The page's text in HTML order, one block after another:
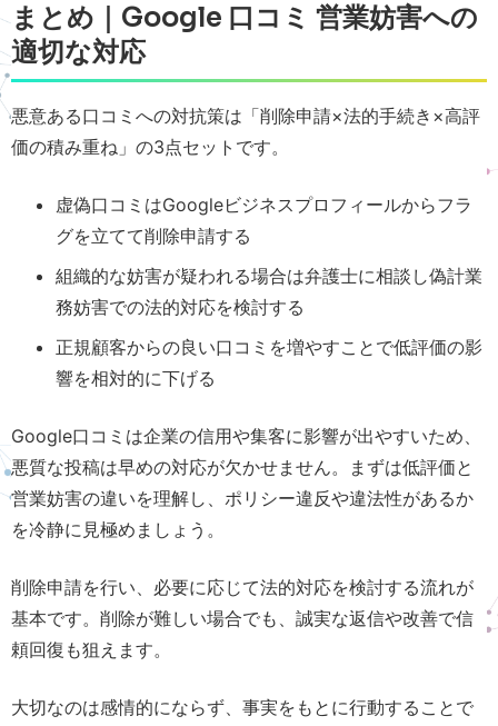
まとめ｜Google 口コミ 営業妨害への
適切な対応
悪意ある口コミへの対抗策は「削除申請×法的手続き×高評
価の積み重ね」の3点セットです。
虚偽口コミはGoogleビジネスプロフィールからフラ
グを立てて削除申請する
組織的な妨害が疑われる場合は弁護士に相談し偽計業
務妨害での法的対応を検討する
正規顧客からの良い口コミを増やすことで低評価の影
響を相対的に下げる
Google口コミは企業の信用や集客に影響が出やすいため、
悪質な投稿は早めの対応が欠かせません。まずは低評価と
営業妨害の違いを理解し、ポリシー違反や違法性があるか
を冷静に見極めましょう。
削除申請を行い、必要に応じて法的対応を検討する流れが
基本です。削除が難しい場合でも、誠実な返信や改善で信
頼回復も狙えます。
大切なのは感情的にならず、事実をもとに行動することで